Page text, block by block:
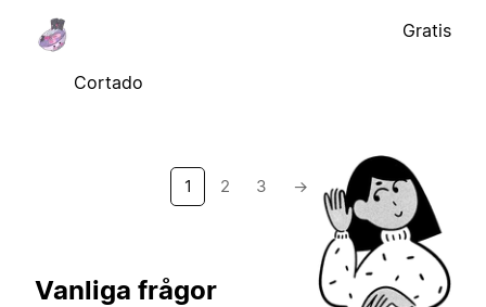
Cortado
Gratis
1 2 3 →
Vanliga frågor